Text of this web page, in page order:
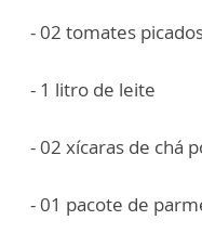
- 02 tomates
- 1 litro de leite
- 02 xícaras de chá
- 01 pacote de